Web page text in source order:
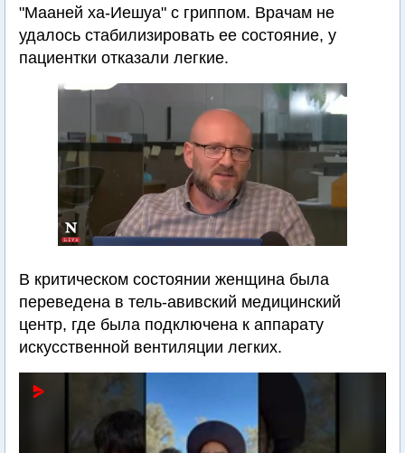
"Мааней ха-Иешуа" с гриппом. Врачам не
удалось стабилизировать ее состояние, у
пациентки отказали легкие.
В критическом состоянии женщина была
переведена в тель-авивский медицинский
центр, где была подключена к аппарату
искусственной вентиляции легких.